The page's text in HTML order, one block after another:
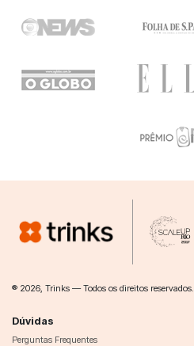
® 2026, Trinks — Todos os direitos reservados.
Dúvidas
Perguntas Frequentes